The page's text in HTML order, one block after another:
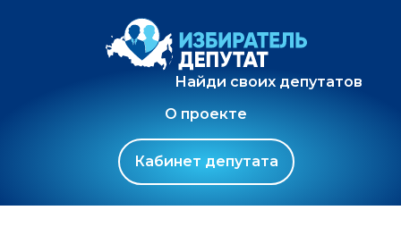
Найди своих депутатов
О проекте
Кабинет депутата